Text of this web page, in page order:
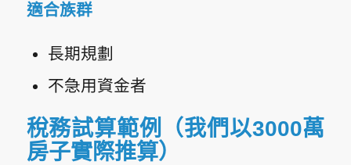
適合族群
長期規劃
不急用資金者
稅務試算範例（我們以3000萬
房子實際推算）